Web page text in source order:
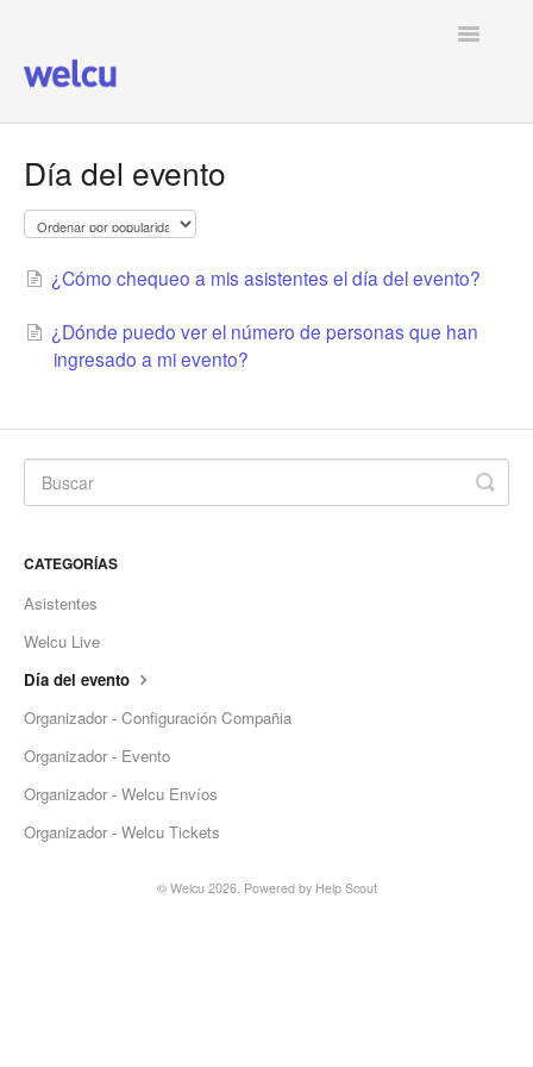
Toggle
Día del evento
¿Cómo chequeo a mis asistentes el día del evento?
¿Dónde puedo ver el número de personas que han
ingresado a mi evento?
CATEGORÍAS
Asistentes
Welcu Live
Día del evento
Organizador - Configuración Compañia
Organizador - Evento
Organizador - Welcu Envíos
Organizador - Welcu Tickets
© Welcu 2026. Powered by Help Scout